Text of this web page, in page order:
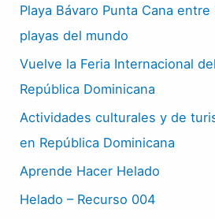
Playa Bávaro Punta Cana
playas del mundo
Vuelve la Feria Internacional
República Dominicana
Actividades culturales y de
en República Dominicana
Aprende Hacer Helado
Helado – Recurso 004